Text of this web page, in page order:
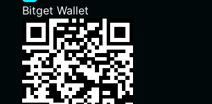
Bitget Wallet